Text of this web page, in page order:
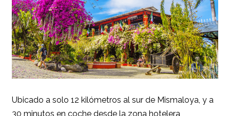
Ubicado a solo 12 kilómetros al sur de Mismaloya, y a
30 minutos en coche desde la zona hotelera